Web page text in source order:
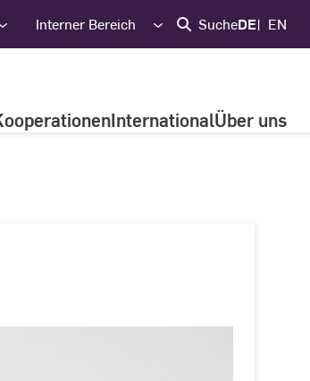
Interner Bereich SucheDE EN
InternationalÜber uns